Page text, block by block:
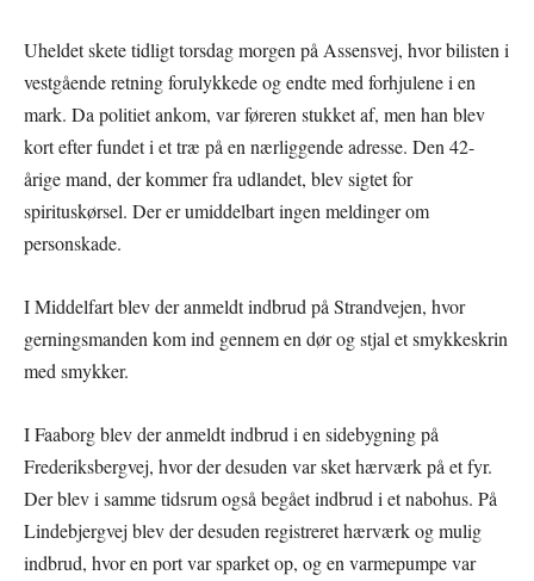
Uheldet skete tidligt torsdag morgen på Assensvej, hvor bilisten i
vestgående retning forulykkede og endte med forhjulene i en
mark. Da politiet ankom, var føreren stukket af, men han blev
kort efter fundet i et træ på en nærliggende adresse. Den 42-
årige mand, der kommer fra udlandet, blev sigtet for
spirituskørsel. Der er umiddelbart ingen meldinger om
personskade.
I Middelfart blev der anmeldt indbrud på Strandvejen, hvor
gerningsmanden kom ind gennem en dør og stjal et smykkeskrin
med smykker.
I Faaborg blev der anmeldt indbrud i en sidebygning på
Frederiksbergvej, hvor der desuden var sket hærværk på et fyr.
Der blev i samme tidsrum også begået indbrud i et nabohus. På
Lindebjergvej blev der desuden registreret hærværk og mulig
indbrud, hvor en port var sparket op, og en varmepumpe var